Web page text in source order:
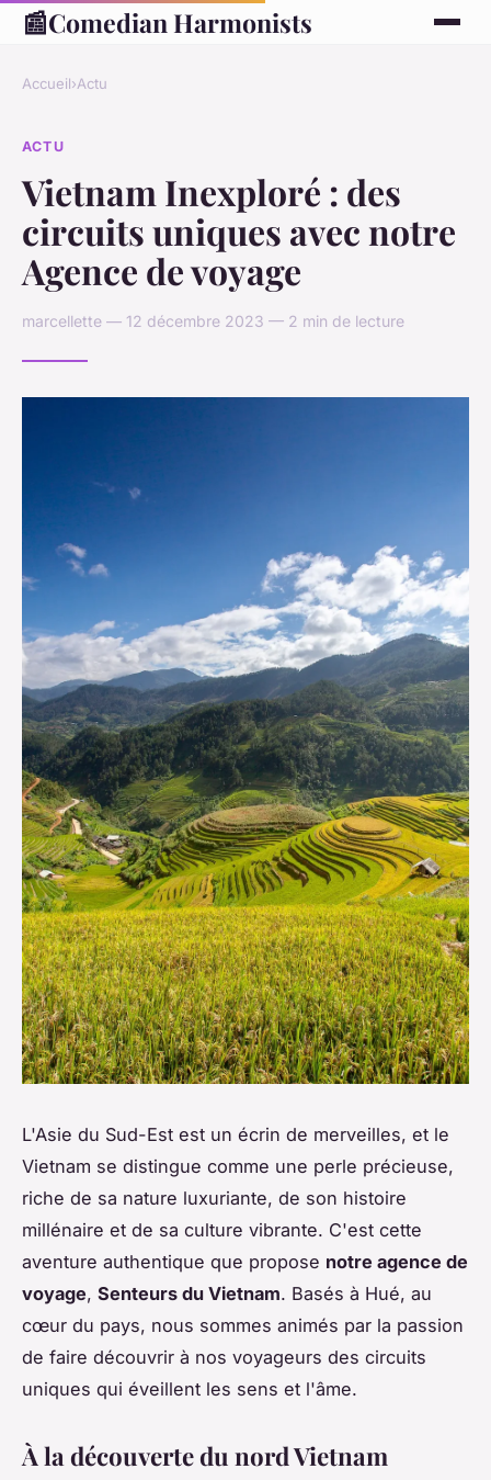
📰Comedian Harmonists
Accueil›Actu
ACTU
Vietnam Inexploré : des
circuits uniques avec notre
Agence de voyage
marcellette — 12 décembre 2023 — 2 min de lecture
L'Asie du Sud-Est est un écrin de merveilles, et le
Vietnam se distingue comme une perle précieuse,
riche de sa nature luxuriante, de son histoire
millénaire et de sa culture vibrante. C'est cette
aventure authentique que propose notre agence de
voyage, Senteurs du Vietnam. Basés à Hué, au
cœur du pays, nous sommes animés par la passion
de faire découvrir à nos voyageurs des circuits
uniques qui éveillent les sens et l'âme.
À la découverte du nord Vietnam